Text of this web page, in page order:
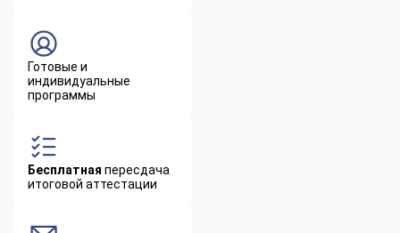
Готовые и
индивидуальные
программы
Бесплатная пересдача
итоговой аттестации